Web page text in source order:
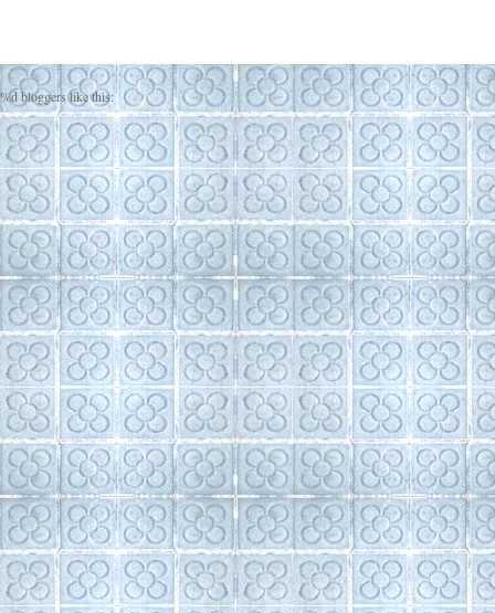
%dbloggers like this: